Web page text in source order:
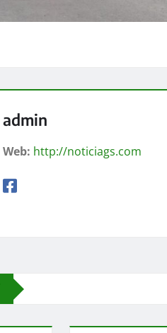
admin
Web: http://noticiags.com